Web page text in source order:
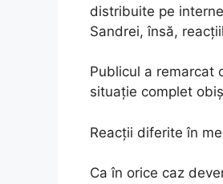
distribuite pe
Sandrei, însă,
Publicul a remarcat
situație complet
Reacții diferite în
Ca în orice caz